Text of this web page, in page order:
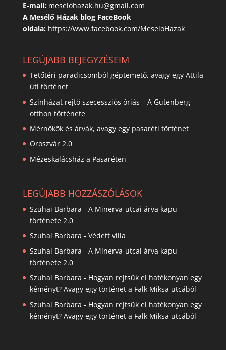
E-mail: meselohazak.hu@gmail.com
A Mesélő Házak blog FaceBook
oldala: https://www.facebook.com/MeseloHazak
LEGÚJABB BEJEGYZÉSEIM
Tetőtéri paradicsomból géptemető, avagy egy Attila
úti történet
Színházat rejtő szecessziós óriás – A Gutenberg-
otthon története
Mérnökök és árvák, avagy egy pasaréti történet
Oroszvár 2.0
Mézeskalácsház a Pasaréten
LEGÚJABB HOZZÁSZÓLÁSOK
Szuhai Barbara - A Minerva-utcai árva kapu
története 2.0
Szuhai Barbara - Védett villa
Szuhai Barbara - A Minerva-utcai árva kapu
története 2.0
Szuhai Barbara - Hogyan rejtsük el hatékonyan egy
kéményt? Avagy egy történet a Falk Miksa utcából
Szuhai Barbara - Hogyan rejtsük el hatékonyan egy
kéményt? Avagy egy történet a Falk Miksa utcából